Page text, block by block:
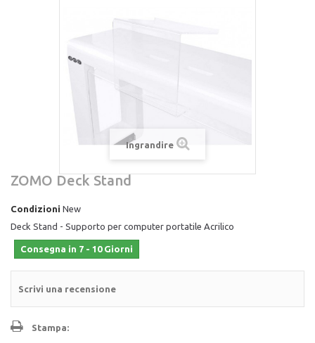
Ingrandire
ZOMO Deck Stand
Condizioni New
Deck Stand - Supporto per computer portatile Acrilico
Consegna in 7 - 10 Giorni
Scrivi una recensione
Stampa: